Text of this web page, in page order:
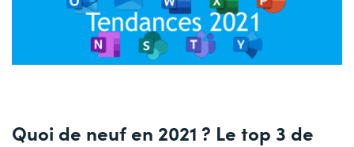
Quoi de neuf en 2021 ? Le top 3 de